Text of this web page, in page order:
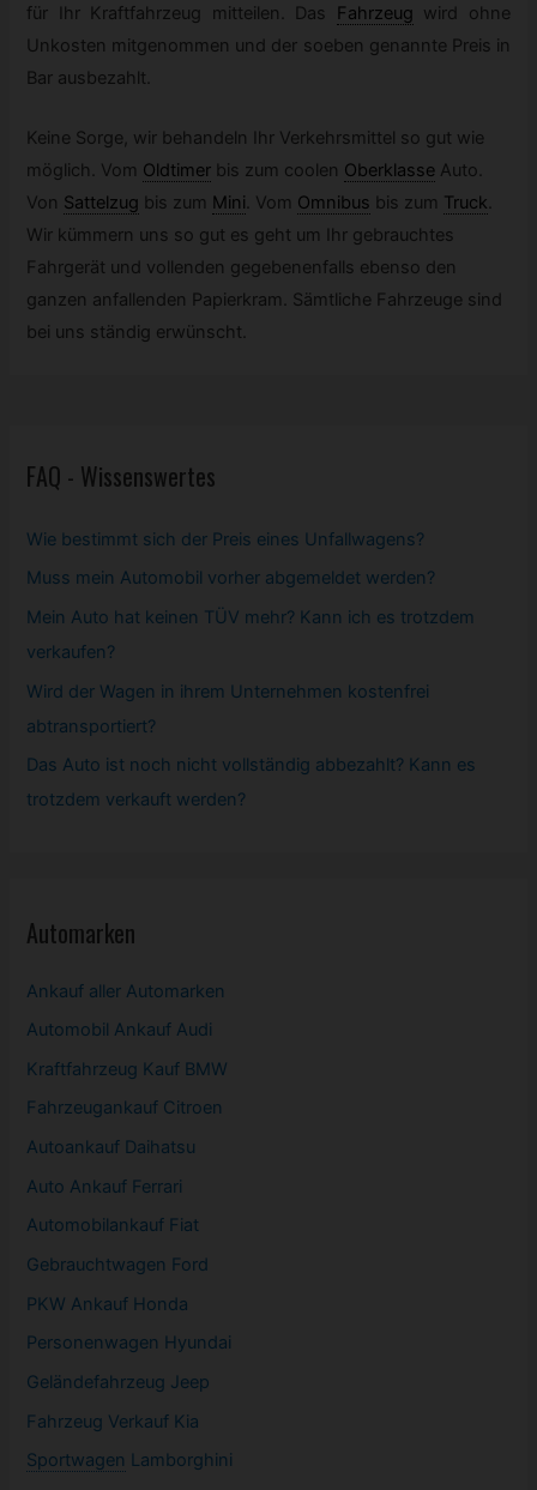
für Ihr Kraftfahrzeug mitteilen. Das
Fahrzeug wird ohne
Unkosten mitgenommen und der soeben genannte Preis in
Bar ausbezahlt.
Keine Sorge, wir behandeln Ihr Verkehrsmittel so gut wie
möglich. Vom Oldtimer bis zum coolen Oberklasse Auto.
Von Sattelzug bis zum Mini. Vom Omnibus bis zum Truck.
Wir kümmern uns so gut es geht um Ihr gebrauchtes
Fahrgerät und vollenden gegebenenfalls ebenso den
ganzen anfallenden Papierkram. Sämtliche Fahrzeuge sind
bei uns ständig erwünscht.
FAQ - Wissenswertes
Wie bestimmt sich der Preis eines Unfallwagens?
Muss mein Automobil vorher abgemeldet werden?
Mein Auto hat keinen TÜV mehr? Kann ich es trotzdem
verkaufen?
Wird der Wagen in ihrem Unternehmen kostenfrei
abtransportiert?
Das Auto ist noch nicht vollständig abbezahlt? Kann es
trotzdem verkauft werden?
Automarken
Ankauf aller Automarken
Automobil Ankauf Audi
Kraftfahrzeug Kauf BMW
Fahrzeugankauf Citroen
Autoankauf Daihatsu
Auto Ankauf Ferrari
Automobilankauf Fiat
Gebrauchtwagen Ford
PKW Ankauf Honda
Personenwagen Hyundai
Geländefahrzeug Jeep
Fahrzeug Verkauf Kia
Sportwagen Lamborghini